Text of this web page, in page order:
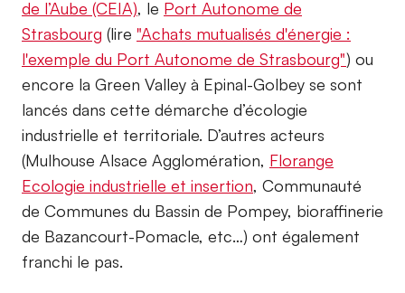
de l’Aube (CEIA), le Port Autonome de
Strasbourg (lire "Achats mutualisés d'énergie :
l'exemple du Port Autonome de Strasbourg") ou
encore la Green Valley à Epinal-Golbey se sont
lancés dans cette démarche d’écologie
industrielle et territoriale. D’autres acteurs
(Mulhouse Alsace Agglomération, Florange
Ecologie industrielle et insertion, Communauté
de Communes du Bassin de Pompey, bioraffinerie
de Bazancourt-Pomacle, etc…) ont également
franchi le pas.